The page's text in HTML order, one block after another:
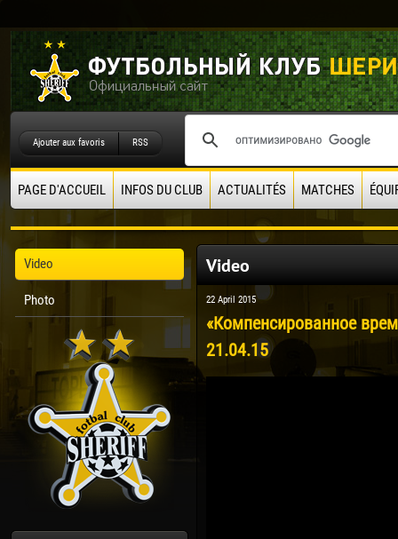
Ajouter aux favoris RSS
PAGE D'ACCUEIL INFOS DU CLUB ACTUALITÉS MATCHES
Video
Photo
Video
22 April 2015
«Компенсированное
21.04.15